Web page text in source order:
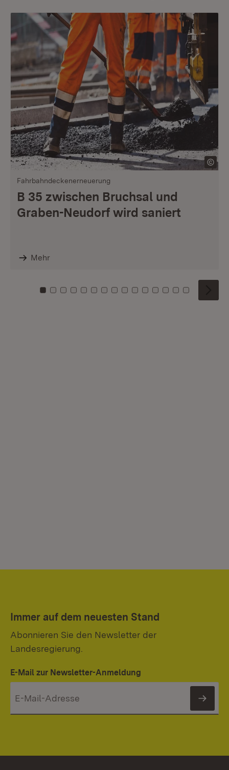
Fahrbahndeckenerneuerung
B 35 zwischen Bruchsal und
Graben-Neudorf wird saniert
Mehr
Zu Kachel: 0
Zu Kachel: 1
Zu Kachel: 2
Zu Kachel: 3
Zu Kachel: 4
Zu Kachel: 5
Zu Kachel: 6
Zu Kachel: 7
Zu Kachel: 8
Zu Kachel: 9
Zu Kachel: 10
Zu Kachel: 11
Zu Kachel: 12
Zu Kachel:
Zu
Immer auf dem neuesten Stand
Abonnieren Sie den Newsletter der
Landesregierung.
E-Mail zur Newsletter-Anmeldung